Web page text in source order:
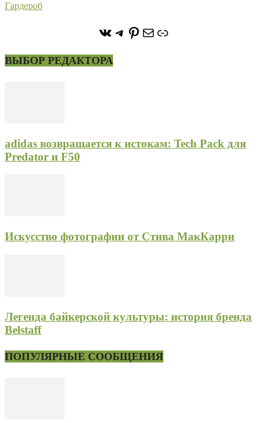
Гардероб
https://vk.com/
https://t.me/stoneforest
https://
ПочтаСсылка
ВЫБОР РЕДАКТОРА
adidas возвращается к истокам: Tech Pack для
Predator и F50
Искусство фотографии от Стива МакКарри
Легенда байкерской культуры: история бренда
Belstaff
ПОПУЛЯРНЫЕ СООБЩЕНИЯ